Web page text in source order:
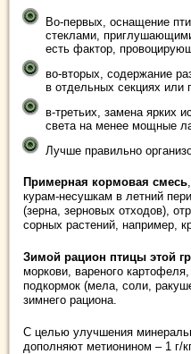
Во-первых, оснащение
стеклами,
есть фактор,
во-вторых, содержание
в отдельных секциях или
в-третьих, замена ярких
света на менее мощные
Лучше правильно
Примерная кормовая смесь
курам-несушкам в летний
(зерна, зерновых отходов),
сорных растений, например,
Зимой рацион птицы этой
моркови, вареного
подкормок (мела, соли,
зимнего рациона.
С целью улучшения
дополняют метионином – 1 г/